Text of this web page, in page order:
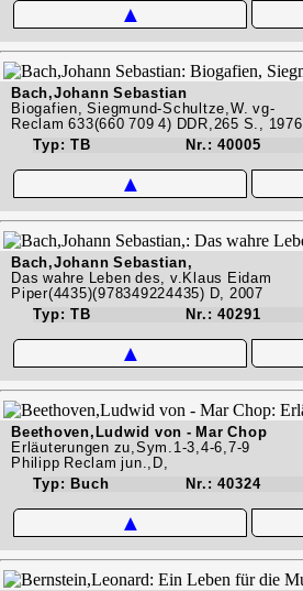
▲
Bach,Johann Sebastian
Biogafien, Siegmund-Schultze,W. vg-
Reclam 633(660 709 4) DDR,265 S., 1976
Typ: TB
Nr.: 40005
▲
Bach,Johann Sebastian,
Das wahre Leben des, v.Klaus Eidam
Piper(4435)(978349224435) D, 2007
Typ: TB
Nr.: 40291
▲
Beethoven,Ludwid von - Mar Chop
Erläuterungen zu,Sym.1-3,4-6,7-9
Philipp Reclam jun.,D,
Typ: Buch
Nr.: 40324
▲